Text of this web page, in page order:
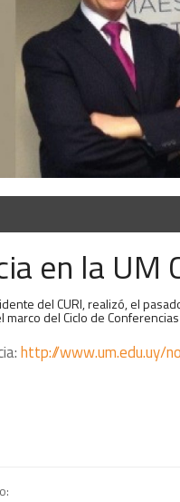
en la UM
del CURI, realizó, el
marco del Ciclo de
http://www.um.edu.uy/